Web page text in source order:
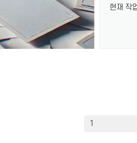
현재 작
1